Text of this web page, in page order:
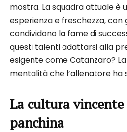
mostra. La squadra attuale è
esperienza e freschezza, con
condividono la fame di
questi talenti adattarsi alla
esigente come Catanzaro?
mentalità che l’allenatore ha
La cultura
panchina